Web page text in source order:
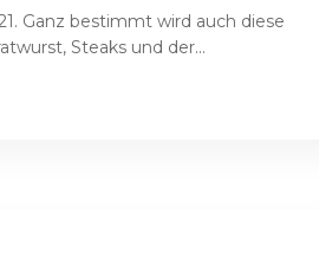
Ganz bestimmt wird auch diese
Steaks und der...